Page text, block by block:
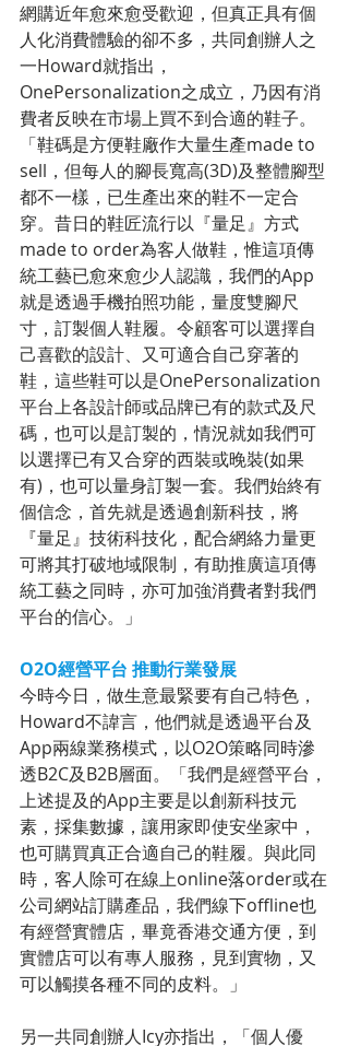
網購近年愈來愈受歡迎，但真正具有個
人化消費體驗的卻不多，共同創辦人之
一Howard就指出，
OnePersonalization之成立，乃因有消
費者反映在市場上買不到合適的鞋子。
「鞋碼是方便鞋廠作大量生產made to
sell，但每人的腳長寬高(3D)及整體腳型
都不一樣，已生產出來的鞋不一定合
穿。昔日的鞋匠流行以『量足』方式
made to order為客人做鞋，惟這項傳
統工藝已愈來愈少人認識，我們的App
就是透過手機拍照功能，量度雙腳尺
寸，訂製個人鞋履。令顧客可以選擇自
己喜歡的設計、又可適合自己穿著的
鞋，這些鞋可以是OnePersonalization
平台上各設計師或品牌已有的款式及尺
碼，也可以是訂製的，情況就如我們可
以選擇已有又合穿的西裝或晚裝(如果
有)，也可以量身訂製一套。我們始終有
個信念，首先就是透過創新科技，將
『量足』技術科技化，配合網絡力量更
可將其打破地域限制，有助推廣這項傳
統工藝之同時，亦可加強消費者對我們
平台的信心。」
O2O經營平台 推動行業發展
今時今日，做生意最緊要有自己特色，
Howard不諱言，他們就是透過平台及
App兩線業務模式，以O2O策略同時滲
透B2C及B2B層面。「我們是經營平台，
上述提及的App主要是以創新科技元
素，採集數據，讓用家即使安坐家中，
也可購買真正合適自己的鞋履。與此同
時，客人除可在線上online落order或在
公司網站訂購產品，我們線下offline也
有經營實體店，畢竟香港交通方便，到
實體店可以有專人服務，見到實物，又
可以觸摸各種不同的皮料。」
另一共同創辦人Icy亦指出，「個人優